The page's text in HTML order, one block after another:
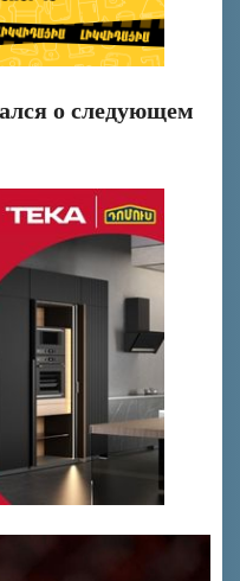
о следующем